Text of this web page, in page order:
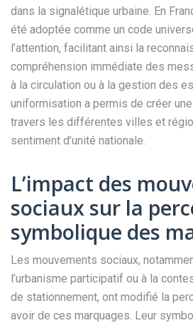
dans la signalétique urbaine. En
été adoptée comme un code
l’attention, facilitant ainsi la
compréhension immédiate des
à la circulation ou à la gestion des
uniformisation a permis de créer
travers les différentes villes et
sentiment d’unité nationale.
L’impact des
sociaux sur la
symbolique des
Les mouvements sociaux,
l’urbanisme participatif ou à la
de stationnement, ont modifié la
avoir de ces marquages. Leur